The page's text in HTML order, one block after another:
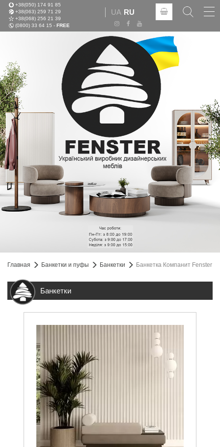
+38(050) 174 91 85
+38(063) 259 71 29
+38(068) 256 21 39
(0800) 33 64 15 - FREE
UA RU
Главная Банкетки и пуфы Банкетки Банкетка Компанит Fenster
Банкетки